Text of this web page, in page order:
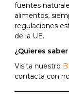
fuentes
alimentos,
regulaciones
de la UE.
¿Quieres
Visita nuestro
contacta con